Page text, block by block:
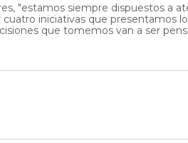
"estamos siempre dispuestos a
iniciativas que presentamos
que tomemos van a ser